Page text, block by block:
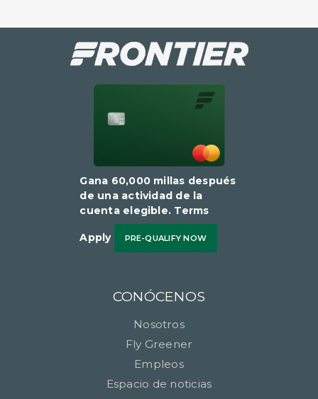
Gana 60,000 millas después
de una actividad de la
cuenta elegible​​​​​​​. Terms
Apply PRE-QUALIFY NOW
CONÓCENOS
Nosotros
Fly Greener
Empleos
Espacio de noticias